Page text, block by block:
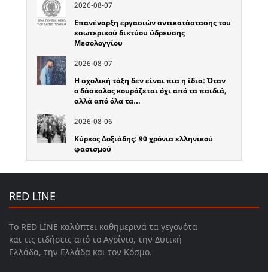
2026-08-07
Επανέναρξη εργασιών αντικατάστασης του
εσωτερικού δικτύου ύδρευσης
Μεσολογγίου
2026-08-07
Η σχολική τάξη δεν είναι πια η ίδια: Όταν
ο δάσκαλος κουράζεται όχι από τα παιδιά,
αλλά από όλα τα…
2026-08-06
Κύρκος Δοξιάδης: 90 χρόνια ελληνικού
φασισμού
RED LINE
Το RED LINE καλύπτει καθημερινά τα γεγονότα
και τις ειδήσεις από το Αγρίνιο, την Δυτική
Ελλάδα, την Ελλάδα και τον Κόσμο.